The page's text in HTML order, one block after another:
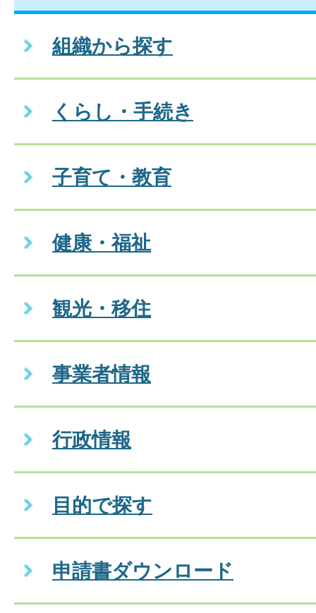
組織から探す
くらし・手続き
子育て・教育
健康・福祉
観光・移住
事業者情報
行政情報
目的で探す
申請書ダウンロード